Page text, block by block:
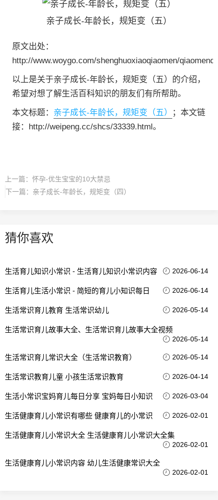
亲子成长-年龄长，规矩变（五）
原文出处：
http://www.woygo.com/shenghuoxiaoqiaomen/
以上是关于亲子成长-年龄长，规矩变（五）的介绍，
希望对想了解生活百科知识的朋友们有所帮助。
本文标题： 亲子成长-年龄长，规矩变（五）
；本文链
接：http://weipeng.cc/shcs/33339.html。
上一篇： 怀孕-优生宝宝的10大禁忌
下一篇： 亲子成长-年龄长，规矩变（四）
猜你喜欢
生活育儿知识小常识 - 生活育儿知识小常识内容 2026-06-14
生活育儿生活小常识 - 简短的育儿小知识每日 2026-06-14
生活常识育儿教育 生活常识幼儿 2026-05-14
生活常识育儿故事大全、生活常识育儿故事大全视频
2026-05-14
生活常识育儿常识大全（生活常识教育） 2026-05-14
生活常识教育儿童 小孩生活常识教育 2026-04-14
生活小常识宝妈育儿每日分享 宝妈每日小知识 2026-03-04
生活健康育儿小常识有哪些 健康育儿的小常识 2026-02-01
生活健康育儿小常识大全 生活健康育儿小常识大全集
2026-02-01
生活健康育儿小常识内容 幼儿生活健康常识大全
2026-02-01